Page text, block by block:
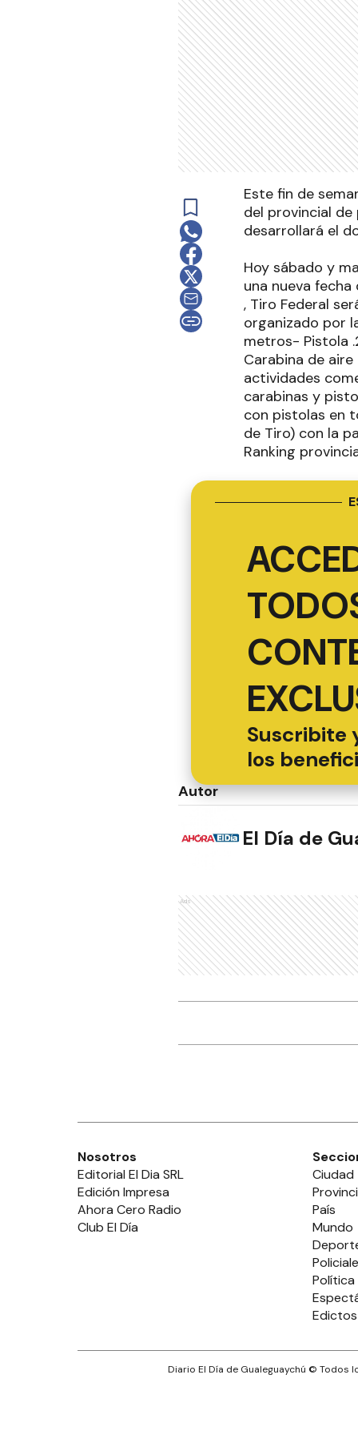
Este fin de
del provincial
desarrollará el
Hoy sábado y
una nueva
, Tiro Federal
organizado por
metros- Pistola
Carabina de
actividades
carabinas y
con pistolas en
de Tiro) con la
Ranking
Suscribite
los
Autor
El Día de
Ads
Nosotros
Editorial El Dia SRL
Edición Impresa
Ahora Cero Radio
Club El Día
Ciudad
País
Mundo
Política
Edictos
Diario El Día de Gualeguaychú © Todos